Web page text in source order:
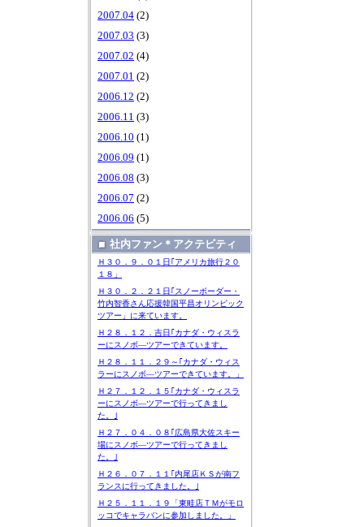
2007.04 (2)
2007.03 (3)
2007.02 (4)
2007.01 (2)
2006.12 (2)
2006.11 (3)
2006.10 (1)
2006.09 (1)
2006.08 (3)
2006.07 (2)
2006.06 (5)
社内ファン＊アクテビティ
Ｈ３０．９．０１日｢アメリカ旅行２０
１８」
Ｈ３０．２．２１日｢スノーボーダー・
竹内智香さん応援韓国平昌オリンピック
ツアー」に来ています。
Ｈ２８．１２．吉日｢カナダ・ウィスラ
ーにスノボ―ツアーできています。
Ｈ２８．１１．２９～｢カナダ・ウィス
ラーにスノボ―ツアーできています。」
Ｈ２７．１２．１５｢カナダ・ウィスラ
ーにスノボ―ツアーで行ってきまし
た。｣
Ｈ２７．０４．０８｢広島県大佐スキー
場にスノボ―ツアーで行ってきまし
た。｣
Ｈ２６．０７．１１｢内尾店ＫＳが南フ
ランスに行ってきました。｣
Ｈ２５．１１．１９「東畦店ＴＭがモロ
ッコでキャラバンに参加しました。」